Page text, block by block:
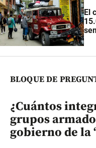
El
BLOQUE DE
¿Cuántos
grupos
gobierno de la